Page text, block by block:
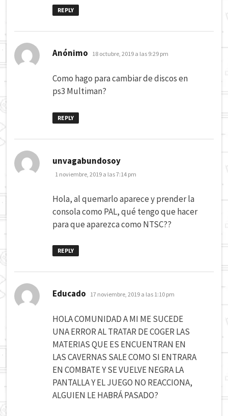
REPLY
Anónimo dice:
18 octubre, 2019 a las 9:29 pm
Como hago para cambiar de discos en
ps3 Multiman?
REPLY
unvagabundosoydice:
1 noviembre, 2019 a las 7:14 pm
Hola, al quemarlo aparece y prender la
consola como PAL, qué tengo que hacer
para que aparezca como NTSC??
REPLY
Educado dice:
17 noviembre, 2019 a las 1:10 pm
HOLA COMUNIDAD A MI ME SUCEDE
UNA ERROR AL TRATAR DE COGER LAS
MATERIAS QUE ES ENCUENTRAN EN
LAS CAVERNAS SALE COMO SI ENTRARA
EN COMBATE Y SE VUELVE NEGRA LA
PANTALLA Y EL JUEGO NO REACCIONA,
ALGUIEN LE HABRÁ PASADO?